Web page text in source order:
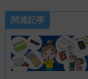
関連記事